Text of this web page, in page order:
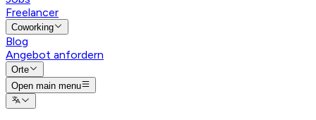
Freelancer
Coworking
Blog
Angebot anfordern
Orte
Open main menu